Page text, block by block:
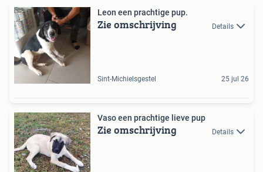
Leon een prachtige pup.
Zie omschrijving Details
Sint-Michielsgestel 25 jul 26
Vaso een prachtige lieve pup
Zie omschrijving Details